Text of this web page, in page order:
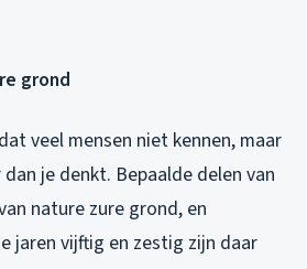
grond
veel mensen niet kennen, maar
je denkt. Bepaalde delen van
nature zure grond, en
jaren vijftig en zestig zijn daar